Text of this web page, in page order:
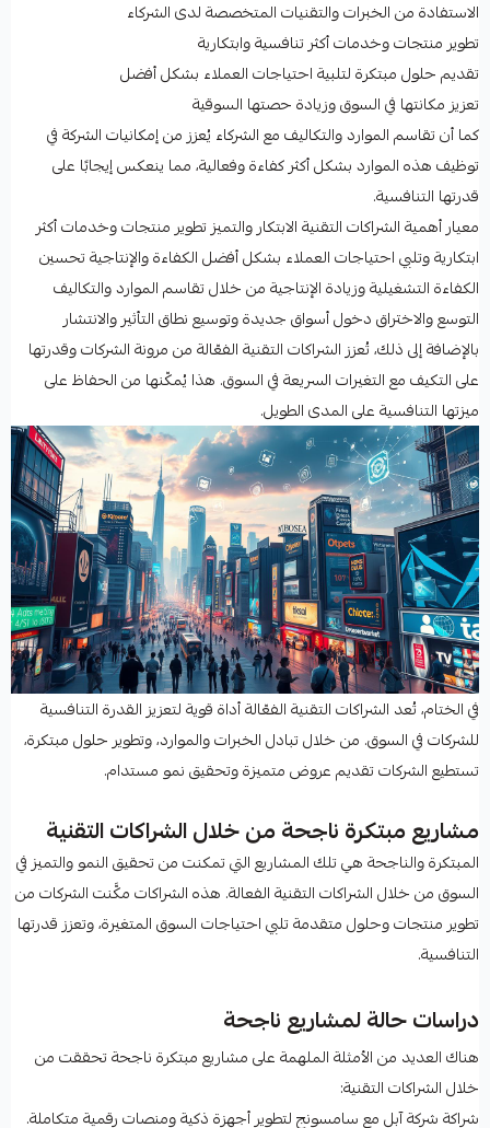
الاستفادة من الخبرات والتقنيات المتخصصة لدى الشركاء
تطوير منتجات وخدمات أكثر تنافسية وابتكارية
تقديم حلول مبتكرة لتلبية احتياجات العملاء بشكل أفضل
تعزيز مكانتها في السوق وزيادة حصتها السوقية
كما أن تقاسم الموارد والتكاليف مع الشركاء يُعزز من إمكانيات الشركة في
توظيف هذه الموارد بشكل أكثر كفاءة وفعالية، مما ينعكس إيجابًا على
قدرتها التنافسية.
معيار أهمية الشراكات التقنية الابتكار والتميز تطوير منتجات وخدمات أكثر
ابتكارية وتلبي احتياجات العملاء بشكل أفضل الكفاءة والإنتاجية تحسين
الكفاءة التشغيلية وزيادة الإنتاجية من خلال تقاسم الموارد والتكاليف
التوسع والاختراق دخول أسواق جديدة وتوسيع نطاق التأثير والانتشار
بالإضافة إلى ذلك، تُعزز الشراكات التقنية الفعّالة من مرونة الشركات وقدرتها
على التكيف مع التغيرات السريعة في السوق. هذا يُمكّنها من الحفاظ على
ميزتها التنافسية على المدى الطويل.
في الختام، تُعد الشراكات التقنية الفعّالة أداة قوية لتعزيز القدرة التنافسية
للشركات في السوق. من خلال تبادل الخبرات والموارد، وتطوير حلول مبتكرة،
تستطيع الشركات تقديم عروض متميزة وتحقيق نمو مستدام.
مشاريع مبتكرة ناجحة من خلال الشراكات التقنية
المبتكرة والناجحة هي تلك المشاريع التي تمكنت من تحقيق النمو والتميز في
السوق من خلال الشراكات التقنية الفعالة. هذه الشراكات مكَّنت الشركات من
تطوير منتجات وحلول متقدمة تلبي احتياجات السوق المتغيرة، وتعزز قدرتها
التنافسية.
دراسات حالة لمشاريع ناجحة
هناك العديد من الأمثلة الملهمة على مشاريع مبتكرة ناجحة تحققت من
خلال الشراكات التقنية:
شراكة شركة آبل مع سامسونج لتطوير أجهزة ذكية ومنصات رقمية متكاملة.